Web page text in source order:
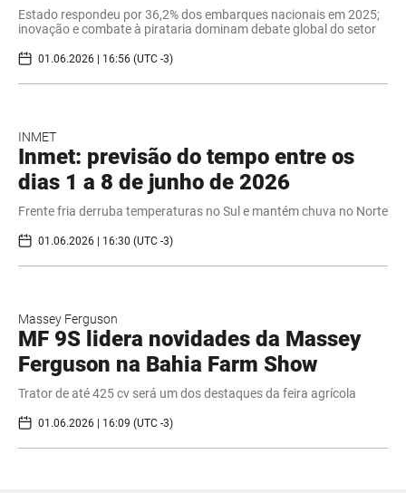
Estado respondeu por 36,2% dos embarques nacionais em 2025;
inovação e combate à pirataria dominam debate global do setor
01.06.2026 | 16:56 (UTC -3)
INMET
Inmet: previsão do tempo entre os
dias 1 a 8 de junho de 2026
Frente fria derruba temperaturas no Sul e mantém chuva no Norte
01.06.2026 | 16:30 (UTC -3)
Massey Ferguson
MF 9S lidera novidades da Massey
Ferguson na Bahia Farm Show
Trator de até 425 cv será um dos destaques da feira agrícola
01.06.2026 | 16:09 (UTC -3)